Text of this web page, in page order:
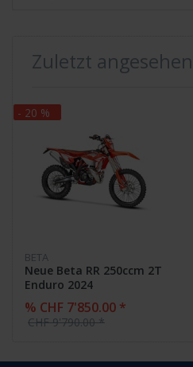
Zuletzt angesehen
- 20 %
BETA
Neue Beta RR 250ccm 2T
Enduro 2024
% CHF 7'850.00 *
CHF 9'790.00 *